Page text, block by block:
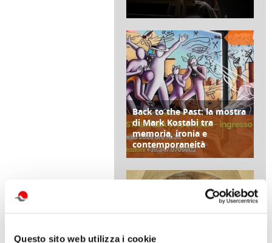
Questo sito web utilizza i cookie
31 Gennaio 2026
CULTURA/ARTE
Back to the Past: la mostra
di Mark Kostabi tra
memoria, ironia e
contemporaneità
23 Gennaio 2026